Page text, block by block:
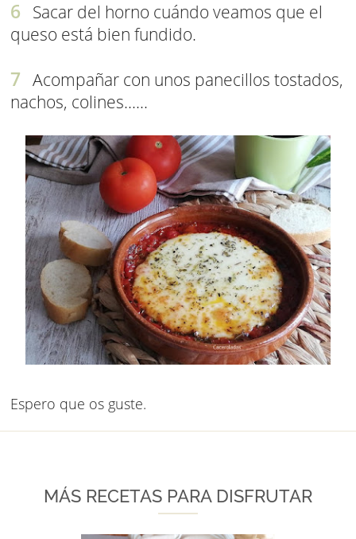
Sacar del horno cuándo veamos que el
queso está bien fundido.
Acompañar con unos panecillos tostados,
nachos, colines......
Espero que os guste.
MÁS RECETAS PARA DISFRUTAR